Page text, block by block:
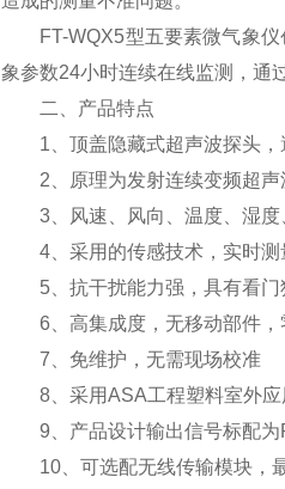
FT-WQX5型五要素微气象仪
象参数24小时连续在线监测，通
二、产品特点
1、顶盖隐藏式超声波探头，
2、原理为发射连续变频超声
3、风速、风向、温度、湿度
4、采用的传感技术，实时测
5、抗干扰能力强，具有看门
6、高集成度，无移动部件，
7、免维护，无需现场校准
8、采用ASA工程塑料室外应
9、产品设计输出信号标配为
10、可选配无线传输模块，